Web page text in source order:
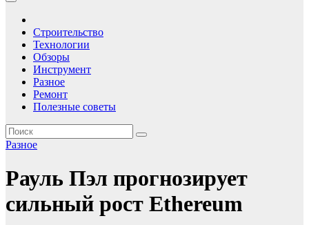
Строительство
Технологии
Обзоры
Инструмент
Разное
Ремонт
Полезные советы
Разное
Рауль Пэл прогнозирует
сильный рост Ethereum